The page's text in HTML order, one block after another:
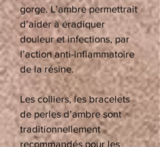
gorge. L’ambre permettrait
d’aider à éradiquer
douleur et infections, par
l’action anti-inflammatoire
de la résine.
Les colliers, les bracelets
de perles d’ambre sont
traditionnellement
recommandés pour les